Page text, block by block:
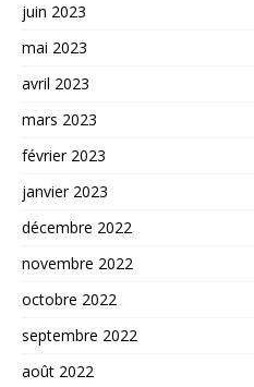
juin 2023
mai 2023
avril 2023
mars 2023
février 2023
janvier 2023
décembre 2022
novembre 2022
octobre 2022
septembre 2022
août 2022